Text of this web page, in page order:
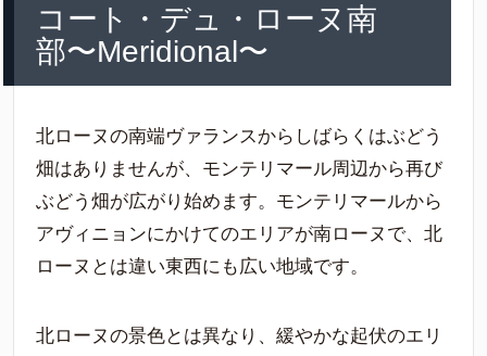
コート・デュ・ローヌ南
部〜Meridional〜
北ローヌの南端ヴァランスからしばらくはぶどう
畑はありませんが、モンテリマール周辺から再び
ぶどう畑が広がり始めます。モンテリマールから
アヴィニョンにかけてのエリアが南ローヌで、北
ローヌとは違い東西にも広い地域です。
北ローヌの景色とは異なり、緩やかな起伏のエリ